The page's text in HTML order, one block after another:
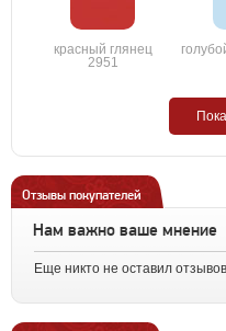
красный глянец
2951
Отзывы покупателей
Нам важно ваше мнение
Еще никто не оставил